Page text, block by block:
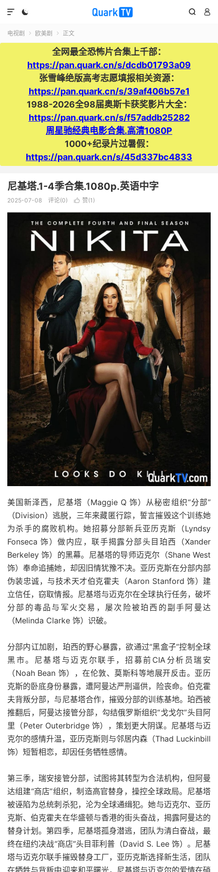
  

电视剧  欧美剧  正文
全网最全恐怖片合集上千部：
https://pan.quark.cn/s/dcdb01793a09
张雪峰绝版高考志愿填报相关资源：
https://pan.quark.cn/s/39af406b57e1
1988-2026全98届奥斯卡获奖影片大全：
https://pan.quark.cn/s/f57addb25282
周星驰经典电影合集.高清1080P
1000+纪录片过暑假：
https://pan.quark.cn/s/45d337bc4833
尼基塔.1-4季合集.1080p.英语中字
2025-07-08 评论(0)  赞(1 )
美国新泽西，尼基塔（Maggie Q 饰）从秘密组织“分部”
（Division）逃脱，三年来藏匿行踪，誓言摧毁这个训练她
为杀手的腐败机构。她招募分部新兵亚历克斯（Lyndsy
Fonseca 饰）做内应，联手揭露分部头目珀西（Xander
Berkeley 饰）的黑幕。尼基塔的导师迈克尔（Shane West
饰）奉命追捕她，却因旧情犹豫不决。亚历克斯在分部内部
伪装忠诚，与技术天才伯克霍夫（Aaron Stanford 饰）建
立信任，窃取情报。尼基塔与迈克尔在全球执行任务，破坏
分部的毒品与军火交易，屡次险被珀西的副手阿曼达
（Melinda Clarke 饰）识破。
分部内讧加剧，珀西的野心暴露，欲通过“黑盒子”控制全球
黑市。尼基塔与迈克尔联手，招募前CIA分析员瑞安
（Noah Bean 饰），在伦敦、莫斯科等地展开反击。亚历
克斯的卧底身份暴露，遭阿曼达严刑逼供，险丧命。伯克霍
夫背叛分部，与尼基塔合作，摧毁分部的训练基地。珀西被
推翻后，阿曼达接管分部，勾结俄罗斯组织“戈戈尔”头目阿
里（Peter Outerbridge 饰），策划更大阴谋。尼基塔与迈
克尔的感情升温，亚历克斯则与邻居内森（Thad Luckinbill
饰）短暂相恋，却因任务牺牲感情。
第三季，瑞安接管分部，试图将其转型为合法机构，但阿曼
达组建“商店”组织，制造高官替身，操控全球政局。尼基塔
被诬陷为总统刺杀犯，沦为全球通缉犯。她与迈克尔、亚历
克斯、伯克霍夫在华盛顿与香港的街头奋战，揭露阿曼达的
替身计划。第四季，尼基塔孤身潜逃，团队为清白奋战，最
终在纽约决战“商店”头目菲利普（David S. Lee 饰）。尼基
塔与迈克尔联手摧毁替身工厂，亚历克斯选择新生活，团队